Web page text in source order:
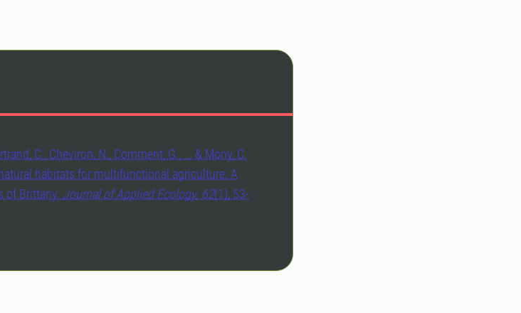
C., Cheviron, N., Comment, G., ... & Mony, C.
habitats for multifunctional agriculture: A
of Brittany. Journal of Applied Ecology, 62(1), 53-